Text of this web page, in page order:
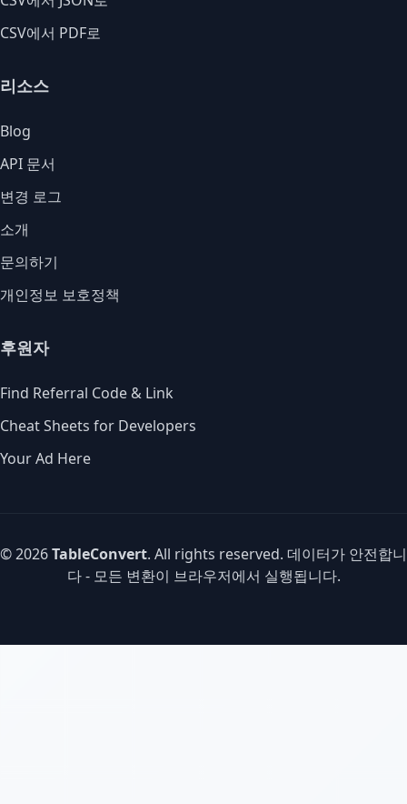
CSV에서 PDF로
리소스
Blog
API 문서
변경 로그
소개
문의하기
개인정보 보호정책
후원자
Find Referral Code & Link
Cheat Sheets for Developers
Your Ad Here
© 2026TableConvert. All rights reserved. 데이터가 안전합니
다 - 모든 변환이 브라우저에서 실행됩니다.